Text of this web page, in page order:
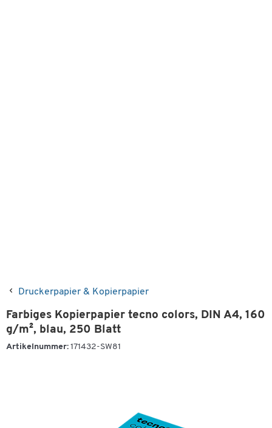
Druckerpapier & Kopierpapier
Farbiges Kopierpapier tecno colors, DIN A4, 160
g/m², blau, 250 Blatt
Artikelnummer: 171432-SW81